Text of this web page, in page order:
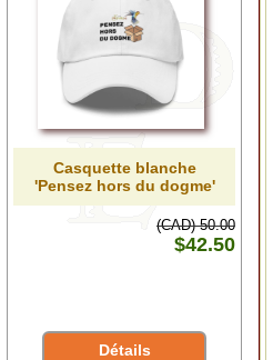
Casquette blanche
'Pensez hors du dogme'
(CAD) 50.00
$42.50
Détails